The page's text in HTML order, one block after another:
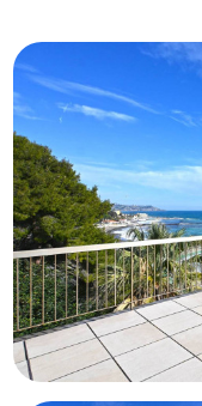
варианты
множественный
выбор
Сад
Балкон/терраса